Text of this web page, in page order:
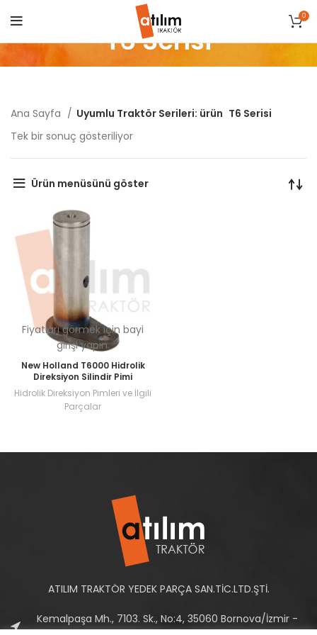
0
T6 Serisi
Ana Sayfa Uyumlu Traktör Serileri: ürün T6 Serisi
Tek bir sonuç gösteriliyor
Ürün menüsünü göster
Fiyatları görmek için bayi
girişi yapın.
New Holland T6000 Hidrolik
Direksiyon Silindir Pimi
Hidrolik Direksiyon Pimleri ve İlgili
Parçalar
ATILIM TRAKTÖR YEDEK PARÇA SAN.TİC.LTD.ŞTİ.
Kemalpaşa Mh., 7103. Sk., No:4, 35060 Bornova/İzmir -